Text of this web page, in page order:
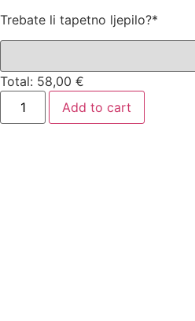
Trebate li tapetno ljepilo?*
Total: 58,00 €
Add to cart